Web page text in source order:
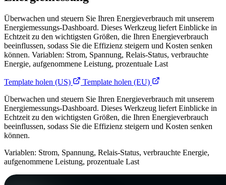
Überwachen und steuern Sie Ihren Energieverbrauch mit unserem
Energiemessungs-Dashboard. Dieses Werkzeug liefert Einblicke in
Echtzeit zu den wichtigsten Größen, die Ihren Energieverbrauch
beeinflussen, sodass Sie die Effizienz steigern und Kosten senken
können. Variablen: Strom, Spannung, Relais-Status, verbrauchte
Energie, aufgenommene Leistung, prozentuale Last
Template holen (US)
Template holen (EU)
Überwachen und steuern Sie Ihren Energieverbrauch mit unserem
Energiemessungs-Dashboard. Dieses Werkzeug liefert Einblicke in
Echtzeit zu den wichtigsten Größen, die Ihren Energieverbrauch
beeinflussen, sodass Sie die Effizienz steigern und Kosten senken
können.
Variablen: Strom, Spannung, Relais-Status, verbrauchte Energie,
aufgenommene Leistung, prozentuale Last